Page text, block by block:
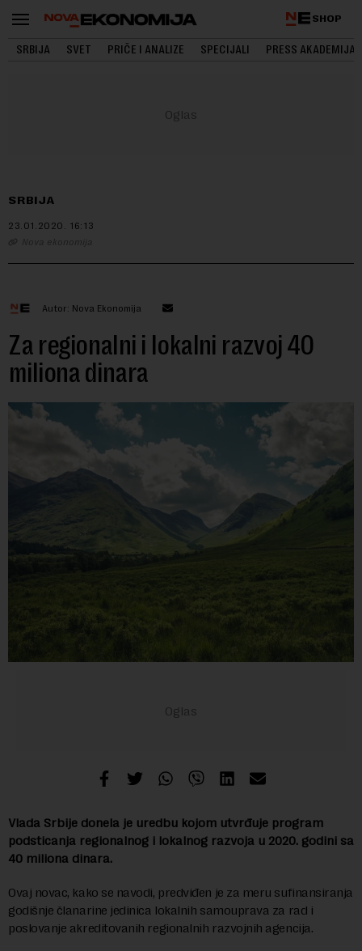
SHOP
SRBIJA SVET PRIČE I ANALIZE SPECIJALI PRESS AKADEMIJA
SRBIJA
23.01.2020. 16:13
Nova ekonomija
Autor: Nova Ekonomija
Za regionalni i lokalni razvoj 40
miliona dinara
Vlada Srbije donela je uredbu kojom utvrđuje program
podsticanja regionalnog i lokalnog razvoja u 2020. godini sa
40 miliona dinara.
Ovaj novac, kako se navodi, predviđen je za meru sufinansiranja
godišnje članarine jedinica lokalnih samouprava za rad i
poslovanje akreditovanih regionalnih razvojnih agencija.